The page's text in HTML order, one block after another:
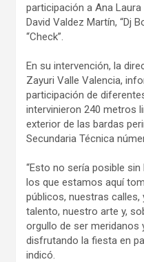
participación a Ana Laura
David Valdez Martín, “Dj
“Check”.
En su intervención, la
Zayuri Valle Valencia,
participación de
intervinieron 240 metros
exterior de las bardas
Secundaria Técnica
“Esto no sería posible
los que estamos aquí
públicos, nuestras
talento, nuestro arte y,
orgullo de ser meridanos
disfrutando la fiesta en
indicó.